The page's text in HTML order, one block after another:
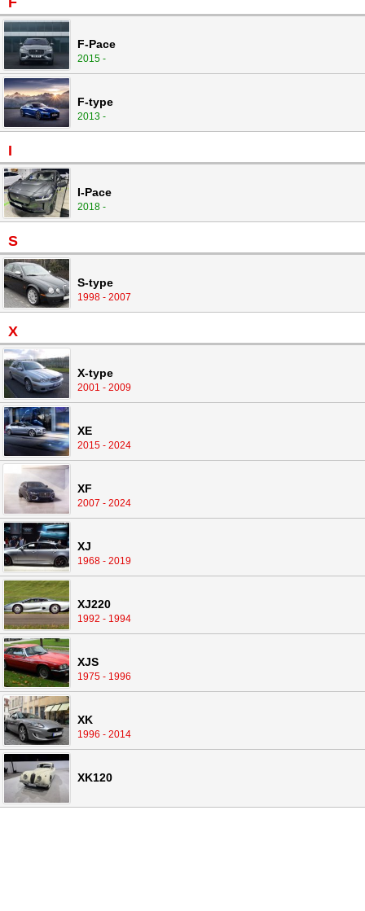
F-Pace
2015 -
F-type
2013 -
I
I-Pace
2018 -
S
S-type
1998 - 2007
X
X-type
2001 - 2009
XE
2015 - 2024
XF
2007 - 2024
XJ
1968 - 2019
XJ220
1992 - 1994
XJS
1975 - 1996
XK
1996 - 2014
XK120